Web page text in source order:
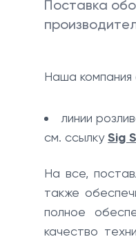
Поставка
Наша компания
линии
см. ссылкуSig
На все,
также
полное
качество